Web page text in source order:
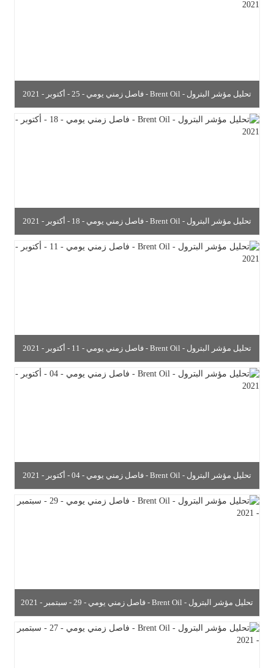
تحليل مؤشر البترول - Brent Oil - فاصل زمني يومي - 25 - أكتوبر - 2021
تحليل مؤشر البترول - Brent Oil - فاصل زمني يومي - 18 - أكتوبر - 2021
تحليل مؤشر البترول - Brent Oil - فاصل زمني يومي - 11 - أكتوبر - 2021
تحليل مؤشر البترول - Brent Oil - فاصل زمني يومي - 04 - أكتوبر - 2021
تحليل مؤشر البترول - Brent Oil - فاصل زمني يومي - 29 - سبتمبر - 2021